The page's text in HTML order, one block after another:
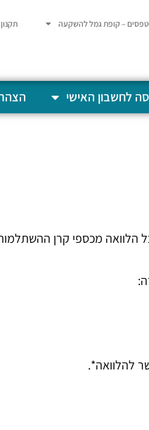
טפסים – קופת גמל להשקעה
לחשבון האישי
הלוואה מכספי קרן
להלוואה*.